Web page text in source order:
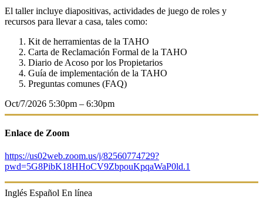
Oct/7/2026 5:30pm – 6:30pm
Enlace de Zoom
https://us02web.zoom.us/j/82560774729?
pwd=5G8PibK18HHoCV9ZbpouKpqaWaP0ld.1
Inglés Español En línea
El taller incluye diapositivas, actividades de juego de roles y
recursos para llevar a casa, tales como:
Kit de herramientas de la TAHO
Carta de Reclamación Formal de la TAHO
Diario de Acoso por los Propietarios
Guía de implementación de la TAHO
Preguntas comunes (FAQ)